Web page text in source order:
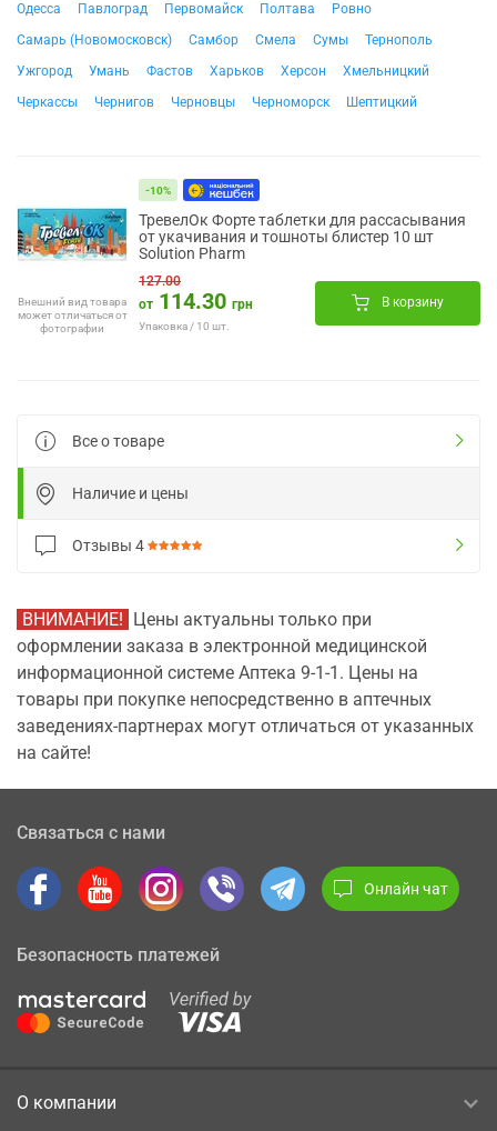
Одесса
Павлоград Первомайск Полтава
Ровно
Самарь (Новомосковск)
Самбор Смела Сумы
Тернополь
Ужгород
Умань Фастов Харьков Херсон
Хмельницкий
Черкассы
Чернигов Черновцы Черноморск Шептицкий
Внешний вид товара
может отличаться от
фотографии
-10%
ТревелОк Форте таблетки для рассасывания
от укачивания и тошноты блистер 10 шт
Solution Pharm
127.00
от 114.30 грн
Упаковка / 10 шт.
В корзину
Все о товаре
Наличие и цены
Отзывы 4
ВНИМАНИЕ! Цены актуальны только при
оформлении заказа в электронной медицинской
информационной системе Аптека 9-1-1. Цены на
товары при покупке непосредственно в аптечных
заведениях-партнерах могут отличаться от указанных
на сайте!
Связаться с нами
Онлайн чат
Безопасность платежей
О компании